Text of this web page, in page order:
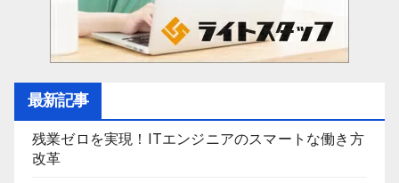
最新記事
残業ゼロを実現！ITエンジニアのスマートな働き方
改革